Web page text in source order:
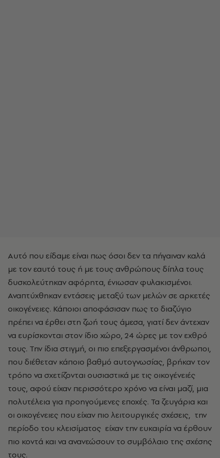
Αυτό που είδαμε είναι πως όσοι δεν τα πήγαιναν καλά
με τον εαυτό τους ή με τους ανθρώπους δίπλα τους
δυσκολεύτηκαν αφόρητα, ένιωσαν φυλακισμένοι.
Αναπτύχθηκαν εντάσεις μεταξύ των μελών σε αρκετές
οικογένειες. Κάποιοι αποφάσισαν πως το διαζύγιο
πρέπει να έρθει στη ζωή τους άμεσα, γιατί δεν άντεχαν
να ευρίσκονται στον ίδιο χώρο, 24 ώρες με τον εχθρό
τους. Την ίδια στιγμή, οι πιο επεξεργασμένοι άνθρωποι,
που διέθεταν κάποιο βαθμό αυτογνωσίας, βρήκαν τον
τρόπο να σχετίζονται ουσιαστικά με τις οικογένειές
τους, αφού είχαν περισσότερο χρόνο να είναι μαζί, μια
πολυτέλεια για προηγούμενες εποχές. Τα ζευγάρια και
οι οικογένειες που είχαν πιο λειτουργικές σχέσεις, την
περίοδο του κλεισίματος είχαν την ευκαιρία να έρθουν
πιο κοντά και να ανανεώσουν το συμβόλαιο της σχέσης
τους.